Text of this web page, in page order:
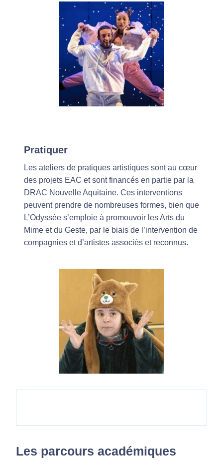
Pratiquer
Les ateliers de pratiques artistiques sont au cœur
des projets EAC et sont financés en partie par la
DRAC Nouvelle Aquitaine. Ces interventions
peuvent prendre de nombreuses formes, bien que
L’Odyssée s’emploie à promouvoir les Arts du
Mime et du Geste, par le biais de l’intervention de
compagnies et d’artistes associés et reconnus.
Les parcours académiques